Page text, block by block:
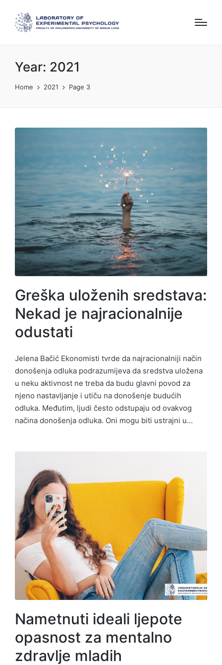
Year: 2021
Home 2021 Page 3
Greška uloženih sredstava:
Nekad je najracionalnije
odustati
Jelena Bačić Ekonomisti tvrde da najracionalniji način
donošenja odluka podrazumijeva da sredstva uložena
u neku aktivnost ne treba da budu glavni povod za
njeno nastavljanje i utiču na donošenje budućih
odluka. Međutim, ljudi često odstupaju od ovakvog
načina donošenja odluka. Oni mogu biti ustrajni u…
Nametnuti ideali ljepote
opasnost za mentalno
zdravlje mladih